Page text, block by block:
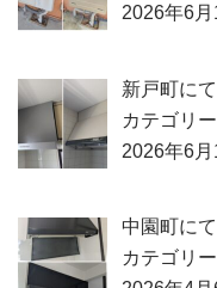
2026年6月
新戸町に
カテゴリー
2026年6月
中園町に
カテゴリー